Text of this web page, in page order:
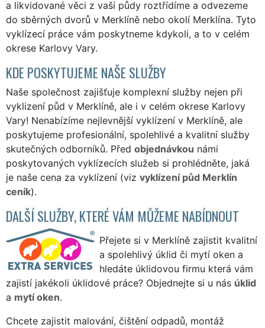
a likvidované věci z vaší půdy roztřídíme a odvezeme
do sběrných dvorů v Merklíně nebo okolí Merklína. Tyto
vyklízecí práce vám poskytneme kdykoli, a to v celém
okrese Karlovy Vary.
KDE POSKYTUJEME NAŠE SLUŽBY
Naše společnost zajišťuje komplexní služby nejen při
vyklizení půd v Merklíně, ale i v celém okrese Karlovy
Vary! Nenabízíme nejlevnější vyklízení v Merklíně, ale
poskytujeme profesionální, spolehlivé a kvalitní služby
skutečných odborníků. Před objednávkou námi
poskytovaných vyklízecích služeb si prohlédněte, jaká
je naše cena za vyklízení (viz vyklízení půd Merklín
ceník).
DALŠÍ SLUŽBY, KTERÉ VÁM MŮŽEME NABÍDNOUT
Přejete si v Merklíně zajistit kvalitní
a spolehlivý úklid či mytí oken a
hledáte úklidovou firmu která vám
zajistí jakékoli úklidové práce? Objednejte si u nás úklid
a mytí oken.
Chcete zajistit malování, čištění odpadů, montáž